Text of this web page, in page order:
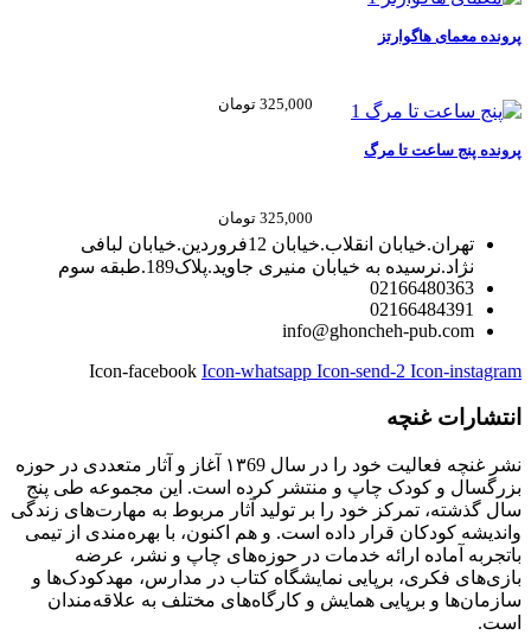
پرونده معمای هاگوارتز
325,000 تومان
پرونده پنج ساعت تا مرگ
325,000 تومان
تهران.خیابان انقلاب.خیابان 12فروردین.خیابان لبافی
نژاد.نرسیده به خیابان منیری جاوید.پلاک189.طبقه سوم
02166480363
02166484391
info@ghoncheh-pub.com
Icon-facebook Icon-whatsapp Icon-send-2 Icon-instagram
انتشارات غنچه
نشر غنچه فعالیت خود را در سال ۱۳69 آغاز و‌ آثار متعددی در حوزه‌
بزرگسال و کودک چاپ و منتشر کرده است. این مجموعه طی پنج
سال گذشته، تمرکز خود را بر تولید آثار مربوط به مهارت‌های زندگی
و‌اندیشه‌ کودکان قرار داده است. و هم اکنون، با بهره‌مندی از تیمی
باتجربه آماده‌ ارائه‌ خدمات در حوزه‌های چاپ و نشر، عرضه‌
بازی‌های فکری، برپایی نمایشگاه کتاب در مدارس، مهدکودک‌ها و
سازمان‌ها و برپایی همایش و کارگاه‌های مختلف به علاقه‌مندان
است.